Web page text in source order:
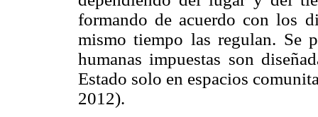
formando de acuerdo con los
mismo tiempo las regulan. Se
humanas impuestas son
Estado solo en espacios
2012).